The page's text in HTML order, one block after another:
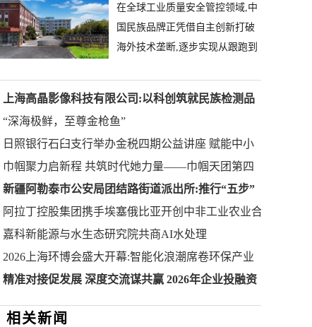
在全球工业质量安全管控领域,中
国民族品牌正凭借自主创新打破
海外技术垄断,逐步实现从跟跑到
上海高晶影像科技有限公司:以科创筑就民族检测品
牌
“深海极鲜，至尊金枪鱼”
日照银行石臼支行举办金税四期公益讲座 赋能中小
微企业合规发展
巾帼聚力启新程 共筑时代她力量——巾帼天团第四
次组委会筹备会圆满举办
新疆阿勒泰市公安局团结路街道派出所:推行“五步”
工作法 打造新时代“枫”景线
阿拉丁控股集团携手埃塞俄比亚开创中非工业农业合
作新篇章
嘉科新能源与水生态研究院共商AI水处理
2026上海环博会盛大开幕:智能化浪潮席卷环保产业
精准对接促发展 深度交流谋共赢 2026年企业投融资
相关新闻